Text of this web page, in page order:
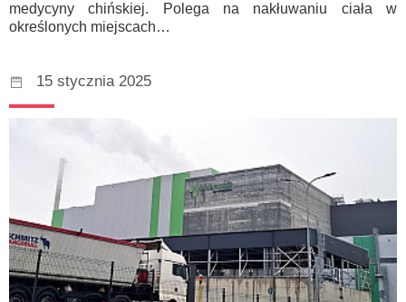
medycyny chińskiej. Polega na nakłuwaniu ciała w
określonych miejscach…
15 stycznia 2025